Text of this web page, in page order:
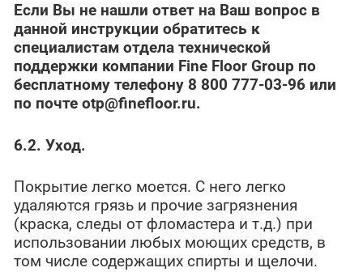
Если Вы не нашли ответ на Ваш вопрос в
данной инструкции обратитесь к
специалистам отдела технической
поддержки компании Fine Floor Group по
бесплатному телефону 8 800 777-03-96 или
по почтеotp@finefloor.ru.
6.2. Уход.
Покрытие легко моется. С него легко
удаляются грязь и прочие загрязнения
(краска, следы от фломастера и т.д.) при
использовании любых моющих средств, в
том числе содержащих спирты и щелочи.